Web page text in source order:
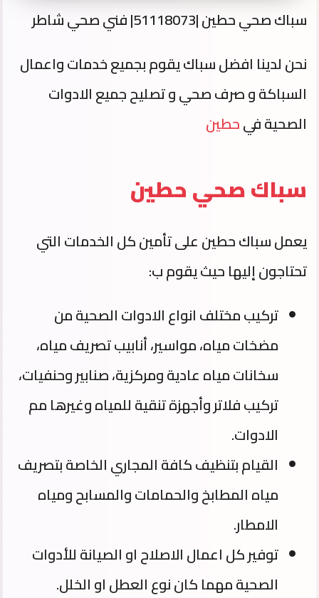
سباك صحي حطين |51118073| فني صحي شاطر
نحن لدينا افضل سباك يقوم بجميع خدمات واعمال
السباكة و صرف صحي و تصليح جميع الادوات
الصحية فيحطين
سباك صحي حطين
يعمل سباك حطين على تأمين كل الخدمات التي
تحتاجون إليها حيث يقوم ب:
تركيب مختلف انواع الادوات الصحية من
مضخات مياه، مواسير، أنابيب تصريف مياه،
سخانات مياه عادية ومركزية، صنابير وحنفيات،
تركيب فلاتر وأجهزة تنقية للمياه وغيرها مم
الادوات.
القيام بتنظيف كافة المجاري الخاصة بتصريف
مياه المطابخ والحمامات والمسابح ومياه
الامطار.
توفير كل اعمال الاصلاح او الصيانة للأدوات
الصحية مهما كان نوع العطل او الخلل.